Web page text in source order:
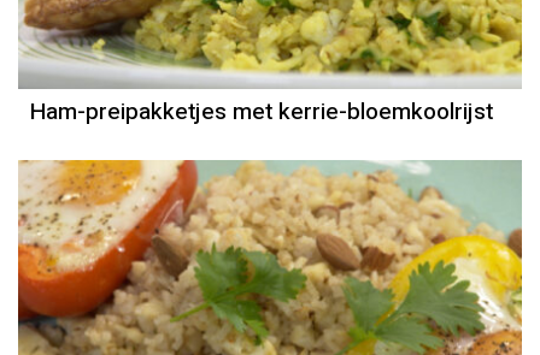
Ham-preipakketjes met kerrie-bloemkoolrijst
Recept
Mounir Toub